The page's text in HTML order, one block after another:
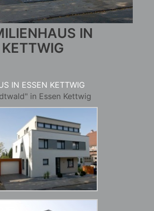
IN
IN ESSEN KETTWIG
in Essen Kettwig